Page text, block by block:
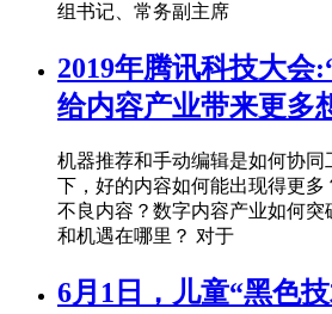
组书记、常务副主席
2019年腾讯科技大会
给内容产业带来更多
机器推荐和手动编辑是如何协
下，好的内容如何能出现得更
不良内容？数字内容产业如何
和机遇在哪里？ 对于
6月1日，儿童“黑色